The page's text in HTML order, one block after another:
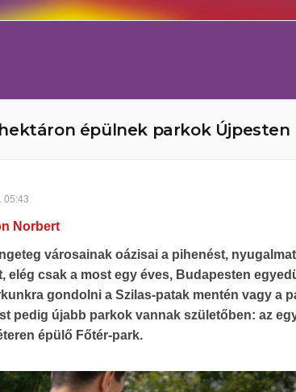
épülnek parkok Újpesten
05:43
Norbert
városainak oázisai a pihenést,
elég csak a most egy éves, Budapesten
gondolni a Szilas-patak mentén vagy a
pedig újabb parkok vannak születőben: az
épülő Főtér-park.